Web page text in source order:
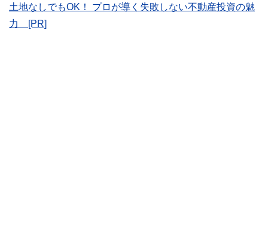
ドバイザー、DCプランナー、公認会計士、社会保険労務
土地なしでもOK！ プロが導く失敗しない不動産投資の魅
力 [PR]